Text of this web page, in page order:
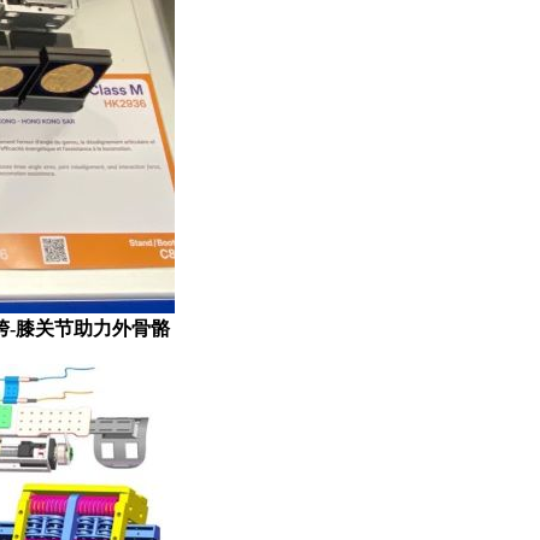
-膝关节助力外骨骼